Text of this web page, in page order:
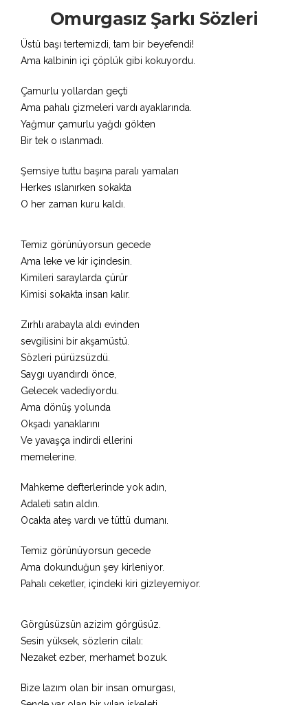
Omurgasız Şarkı Sözleri
Üstü başı tertemizdi, tam bir beyefendi!
Ama kalbinin içi çöplük gibi kokuyordu.
Çamurlu yollardan geçti
Ama pahalı çizmeleri vardı ayaklarında.
Yağmur çamurlu yağdı gökten
Bir tek o ıslanmadı.
Şemsiye tuttu başına paralı yamaları
Herkes ıslanırken sokakta
O her zaman kuru kaldı.
Temiz görünüyorsun gecede
Ama leke ve kir içindesin.
Kimileri saraylarda çürür
Kimisi sokakta insan kalır.
Zırhlı arabayla aldı evinden
sevgilisini bir akşamüstü.
Sözleri pürüzsüzdü.
Saygı uyandırdı önce,
Gelecek vadediyordu.
Ama dönüş yolunda
Okşadı yanaklarını
Ve yavaşça indirdi ellerini
memelerine.
Mahkeme defterlerinde yok adın,
Adaleti satın aldın.
Ocakta ateş vardı ve tüttü dumanı.
Temiz görünüyorsun gecede
Ama dokunduğun şey kirleniyor.
Pahalı ceketler, içindeki kiri gizleyemiyor.
Görgüsüzsün azizim görgüsüz.
Sesin yüksek, sözlerin cilalı:
Nezaket ezber, merhamet bozuk.
Bize lazım olan bir insan omurgası,